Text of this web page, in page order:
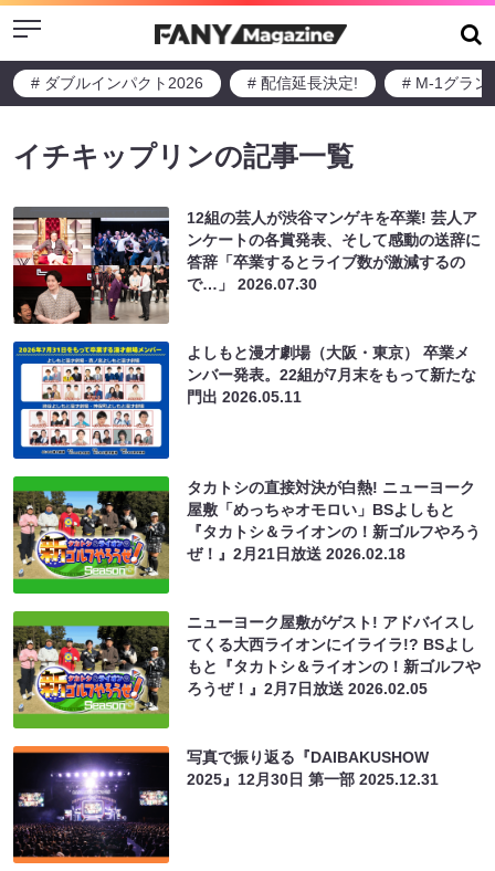
Menu
# ダブルインパクト2026 # 配信延長決定! # M-1グラン
イチキップリンの記事一覧
12組の芸人が渋谷マンゲキを卒業! 芸人ア
ンケートの各賞発表、そして感動の送辞に
答辞「卒業するとライブ数が激減するの
で…」2026.07.30
よしもと漫才劇場（大阪・東京） 卒業メ
ンバー発表。22組が7月末をもって新たな
門出2026.05.11
タカトシの直接対決が白熱! ニューヨーク
屋敷「めっちゃオモロい」BSよしもと
『タカトシ＆ライオンの！新ゴルフやろう
ぜ！』2月21日放送2026.02.18
ニューヨーク屋敷がゲスト! アドバイスし
てくる大西ライオンにイライラ!? BSよし
もと『タカトシ＆ライオンの！新ゴルフや
ろうぜ！』2月7日放送2026.02.05
写真で振り返る『DAIBAKUSHOW
2025』12月30日 第一部2025.12.31